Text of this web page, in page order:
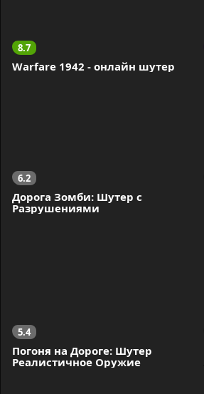
8.7
Warfare 1942 - онлайн шутер
6.2
Дорога Зомби: Шутер с
Разрушениями
5.4
Погоня на Дороге: Шутер
Реалистичное Оружие